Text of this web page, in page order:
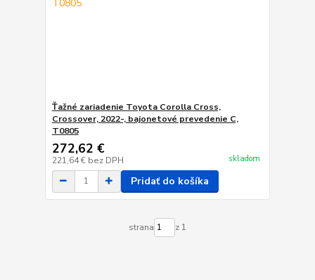
Ťažné zariadenie Toyota Corolla Cross,
Crossover, 2022-, bajonetové prevedenie C,
T0805
272,62 €
221,64 € bez DPH skladom
Pridať do košíka
strana z 1